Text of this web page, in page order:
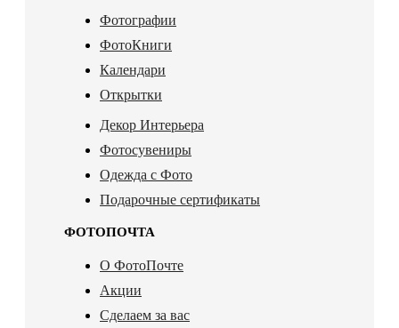
Фотографии
ФотоКниги
Календари
Открытки
Декор Интерьера
Фотосувениры
Одежда с Фото
Подарочные сертификаты
ФОТОПОЧТА
О ФотоПочте
Акции
Сделаем за вас